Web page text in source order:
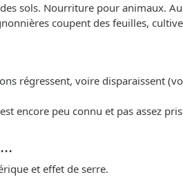
sols. Nourriture pour animaux.
coupent des feuilles,
régressent, voire disparaissent
encore peu connu et pas assez
et effet de serre.